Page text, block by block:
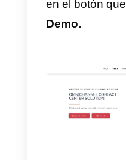
4) Premios.
sistema
funciona